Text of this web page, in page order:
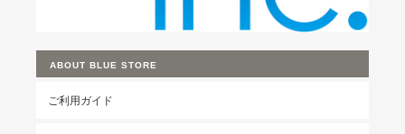
ABOUT BLUE STORE
ご利用ガイド